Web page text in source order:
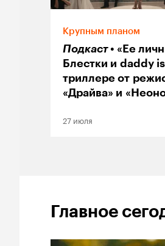
Крупным планом
Подкаст
«Ее
Блестки и daddy
триллере от
«Драйва» и
27 июля
Главное